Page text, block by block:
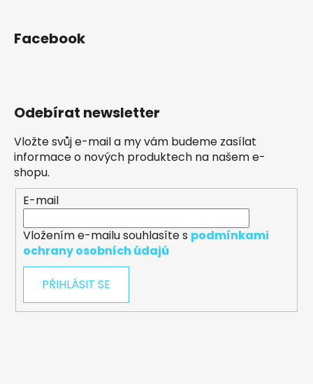
Facebook
Odebírat newsletter
Vložte svůj e-mail a my vám budeme zasílat
informace o nových produktech na našem e-
shopu.
E-mail
Vložením e-mailu souhlasíte s podmínkami
ochrany osobních údajů
PŘIHLÁSIT SE